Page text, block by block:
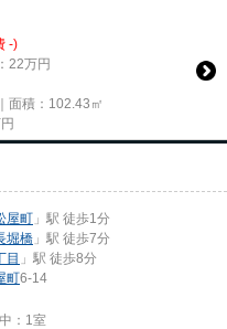
-)
22万円
面積：102.43㎡
屋町 」駅 徒歩1分
堀橋 」駅 徒歩7分
目 」駅 徒歩8分
町6-14
： 1室